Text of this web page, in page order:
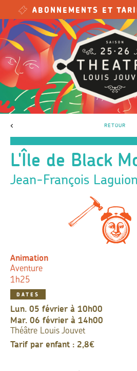
Skip to main content
ABONNEMENTS ET
< RETOUR
L'Île de Black
Jean-François
Animation
Aventure
1h25
DATES
lun. 05 février à 10h00
mar. 06 février à 14h00
Théâtre Louis Jouvet
Tarif par enfant : 2,8€